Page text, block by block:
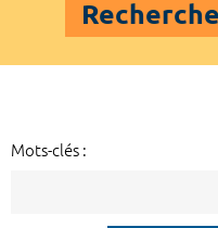
Mots-clés :